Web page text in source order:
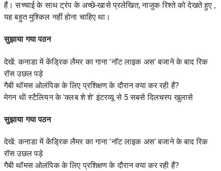
हैं।सच्चाई के साथ ट्रंप के अच्छे-खासे प्रलेखित, नाजुक रिश्ते कोदेखते हुए ,
यह बहुत मुश्किल नहीं होना चाहिए था।
सुझाया गया पठन
देखें: कनाडा में केंड्रिक लैमर का गाना 'नॉट लाइक अस' बजाने के बाद रिक
रॉस उछल पड़े
गैबी थॉमस ओलंपिक के लिए प्रशिक्षण के दौरान क्या कर रही हैं?
मेगन थी स्टैलियन के 'क्लब शे शे' इंटरव्यू से 5 सबसे दिलचस्प खुलासे
सुझाया गया पठन
देखें: कनाडा में केंड्रिक लैमर का गाना 'नॉट लाइक अस' बजाने के बाद रिक
रॉस उछल पड़े
गैबी थॉमस ओलंपिक के लिए प्रशिक्षण के दौरान क्या कर रही हैं?